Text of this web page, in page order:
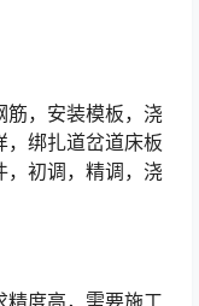
筋，安装模板，浇
，绑扎道岔道床板
，初调，精调，浇
精度高，需要施工